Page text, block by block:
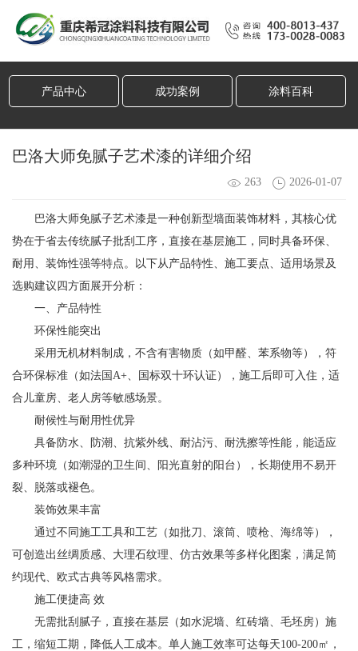
产品中心 成功案例 涂料百科
巴洛大师免腻子艺术漆的详细介绍
263 2026-01-07
巴洛大师免腻子艺术漆是一种创新型墙面装饰材料，其核心优
势在于省去传统腻子批刮工序，直接在基层施工，同时具备环保、
耐用、装饰性强等特点。以下从产品特性、施工要点、适用场景及
选购建议四方面展开分析：
一、产品特性
环保性能突出
采用无机材料制成，不含有害物质（如甲醛、苯系物等），符
合环保标准（如法国A+、国标双十环认证），施工后即可入住，适
合儿童房、老人房等敏感场景。
耐候性与耐用性优异
具备防水、防潮、抗紫外线、耐沾污、耐洗擦等性能，能适应
多种环境（如潮湿的卫生间、阳光直射的阳台），长期使用不易开
裂、脱落或褪色。
装饰效果丰富
通过不同施工工具和工艺（如批刀、滚筒、喷枪、海绵等），
可创造出丝绸质感、大理石纹理、仿古效果等多样化图案，满足简
约现代、欧式古典等风格需求。
施工便捷高 效
无需批刮腻子，直接在基层（如水泥墙、红砖墙、毛坯房）施
工，缩短工期，降低人工成本。单人施工效率可达每天100-200㎡，